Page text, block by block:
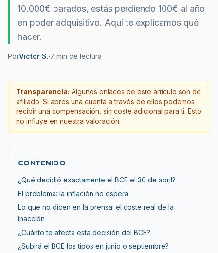
10.000€ parados, estás perdiendo 100€ al año
en poder adquisitivo. Aquí te explicamos qué
hacer.
PorVíctor S.·7 min de lectura
Transparencia: Algunos enlaces de este artículo son de
afiliado. Si abres una cuenta a través de ellos podemos
recibir una compensación, sin coste adicional para ti. Esto
no influye en nuestra valoración.
CONTENIDO
¿Qué decidió exactamente el BCE el 30 de abril?
El problema: la inflación no espera
Lo que no dicen en la prensa: el coste real de la
inacción
¿Cuánto te afecta esta decisión del BCE?
¿Subirá el BCE los tipos en junio o septiembre?